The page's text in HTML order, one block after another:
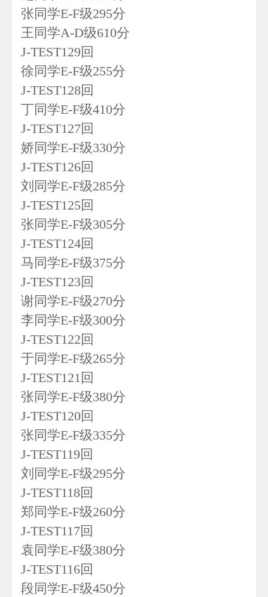
张同学E-F级295分
王同学A-D级610分
J-TEST129回
徐同学E-F级255分
J-TEST128回
丁同学E-F级410分
J-TEST127回
娇同学E-F级330分
J-TEST126回
刘同学E-F级285分
J-TEST125回
张同学E-F级305分
J-TEST124回
马同学E-F级375分
J-TEST123回
谢同学E-F级270分
李同学E-F级300分
J-TEST122回
于同学E-F级265分
J-TEST121回
张同学E-F级380分
J-TEST120回
张同学E-F级335分
J-TEST119回
刘同学E-F级295分
J-TEST118回
郑同学E-F级260分
J-TEST117回
袁同学E-F级380分
J-TEST116回
段同学E-F级450分